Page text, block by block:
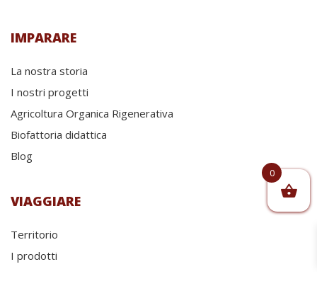
IMPARARE
La nostra storia
I nostri progetti
Agricoltura Organica Rigenerativa
Biofattoria didattica
Blog
VIAGGIARE
Territorio
I prodotti
0